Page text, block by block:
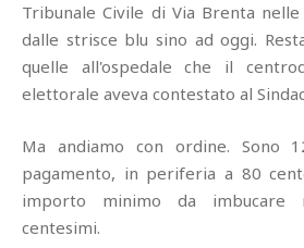
Tribunale Civile di Via Brenta
dalle strisce blu sino ad oggi.
quelle all'ospedale che il
elettorale aveva contestato al
Ma andiamo con ordine. Sono
pagamento, in periferia a 80
importo minimo da imbucare
centesimi.